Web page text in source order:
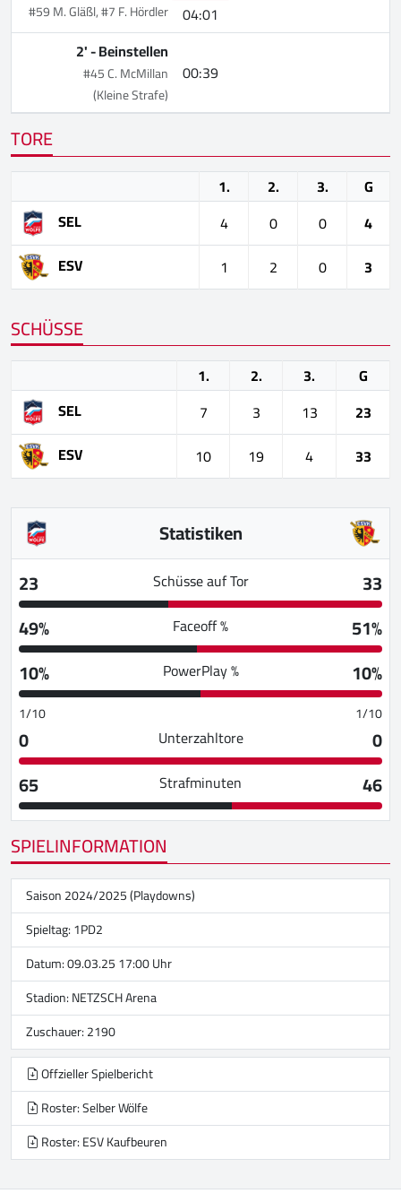
04:01
#59 M. Gläßl, #7 F. Hördler
00:39
2' -Beinstellen
#45 C. McMillan
(Kleine Strafe)
TORE
1. 2. 3.
G
SEL
4 0 0
4
ESV
1 2 0 3
SCHÜSSE
1. 2. 3.
G
SEL
7 3 13
23
ESV
10 19 4 33
Statistiken
23
Schüsse auf Tor
33
49%
Faceoff %
51%
10%
PowerPlay % 10%
1/10 1/10
0 Unterzahltore
0
65
Strafminuten
46
SPIELINFORMATION
Saison 2024/2025 (Playdowns)
Spieltag: 1PD2
Datum: 09.03.25 17:00 Uhr
Stadion:NETZSCH Arena
Zuschauer: 2190
Offzieller Spielbericht
Roster: Selber Wölfe
Roster: ESV Kaufbeuren